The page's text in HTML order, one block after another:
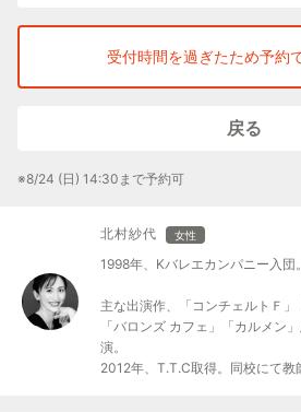
受付時間を過ぎたため予約
戻る
※8/24 (日) 14:30まで予約可
北村紗代 女性
1998年、Kバレエカンパニー入団。
主な出演作、「コンチェルトＦ」
「バロンズ カフェ」「カルメン
演。
2012年、T.T.C取得。同校にて教